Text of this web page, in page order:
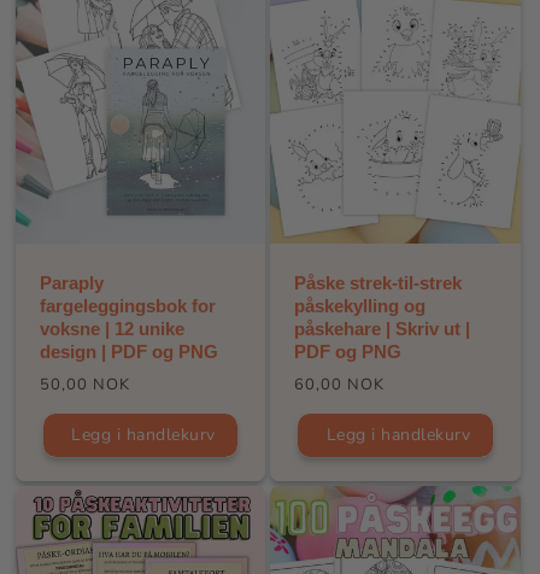
Paraply
fargeleggingsbok for
voksne | 12 unike
design | PDF og PNG
Vanlig
pris
50,00 NOK
Legg i handlekurv
Påske strek-til-strek
påskekylling og
påskehare | Skriv ut |
PDF og PNG
Vanlig
pris
60,00 NOK
Legg i handlekurv